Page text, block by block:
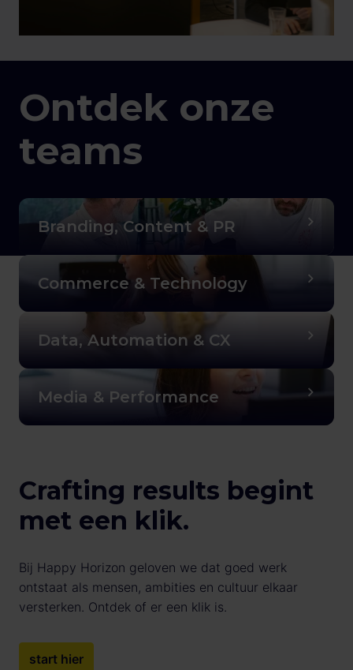
Ontdek onze
teams
Branding, Content & PR
Commerce & Technology
Data, Automation & CX
Media & Performance
Crafting results begint
met een klik.
Bij Happy Horizon geloven we dat goed werk
ontstaat als mensen, ambities en cultuur elkaar
versterken. Ontdek of er een klik is.
start hier